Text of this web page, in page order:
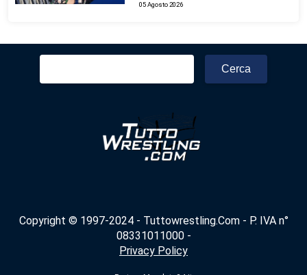
05 Agosto 2026
Ricerca
Copyright © 1997-2024 - Tuttowrestling.Com - P. IVA n°
08331011000 -
Privacy Policy